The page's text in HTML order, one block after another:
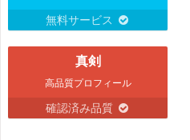
無料サービス
真剣
高品質プロフィール
確認済み品質